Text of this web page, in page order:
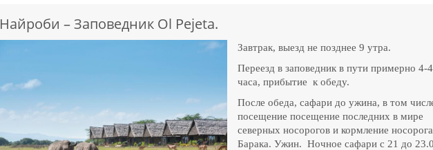
Найроби – Заповедник Ol Pejeta.
Завтрак, выезд не позднее 9 утра.
Переезд в заповедник в пути примерно 4-
часа, прибытие к обеду.
После обеда, сафари до ужина, в том
посещение посещение последних в мире
северных носорогов и кормление носорога
Барака. Ужин. Ночное сафари с 21 до